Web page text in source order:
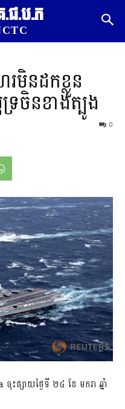
ជ.ប.ភ
មិនដកខ្លួន
ចិនខាងត្បូង
0
សាយថ្ងៃទី ២៤ ខែ មករា ឆ្នាំ